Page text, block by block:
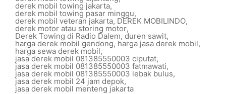
derek mobil towing jakarta,
derek mobil towing pasar minggu,
derek mobil veteran jakarta, DEREK MOBILINDO,
derek motor atau storing motor,
Derek Towing di Radio Dalem, duren sawit,
harga derek mobil gendong, harga jasa derek mobil,
harga sewa derek mobil,
jasa derek mobil 081385550003 ciputat,
jasa derek mobil 081385550003 fatmawati,
jasa derek mobil 081385550003 lebak bulus,
jasa derek mobil 24 jam depok,
jasa derek mobil menteng jakarta